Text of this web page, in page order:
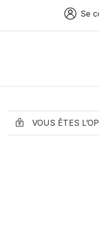
Espace
Se
VOUS ÊTES